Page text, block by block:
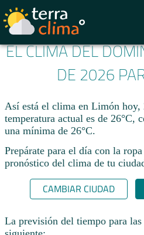
EL CLIMA DEL
DE 2026
Así está el clima en Limón
temperatura actual es de 26°C,
una mínima de 26°C.
Prepárate para el día con la
pronóstico del clima de tu
CAMBIAR CIUDAD
La previsión del tiempo para